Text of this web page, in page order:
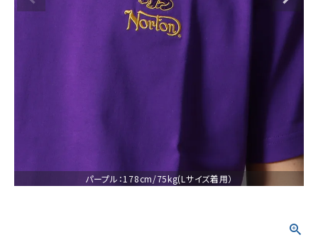
スタイリング
パープル：178cm/75kg(Lサイズ着用）